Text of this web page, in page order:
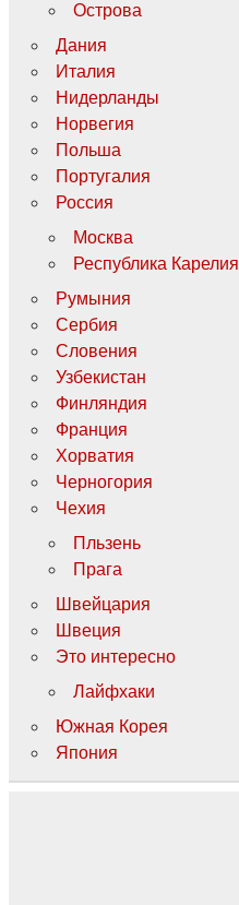
Острова
Дания
Италия
Нидерланды
Норвегия
Польша
Португалия
Россия
Москва
Республика Карелия
Румыния
Сербия
Словения
Узбекистан
Финляндия
Франция
Хорватия
Черногория
Чехия
Пльзень
Прага
Швейцария
Швеция
Это интересно
Лайфхаки
Южная Корея
Япония